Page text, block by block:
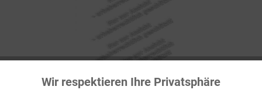
Funktionale Aktiv
Wir respektieren Ihre Privatsphäre